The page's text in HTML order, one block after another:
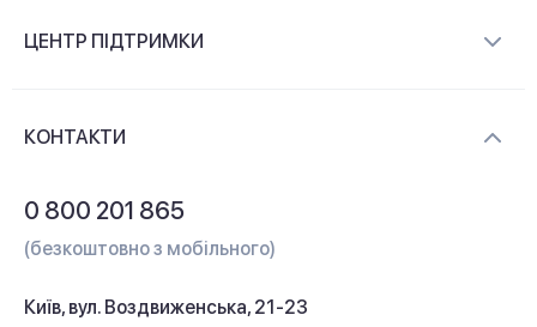
Контакти
ЦЕНТР ПІДТРИМКИ
КОНТАКТИ
0 800 201 865
(безкоштовно з мобільного)
Київ, вул. Воздвиженська, 21-23